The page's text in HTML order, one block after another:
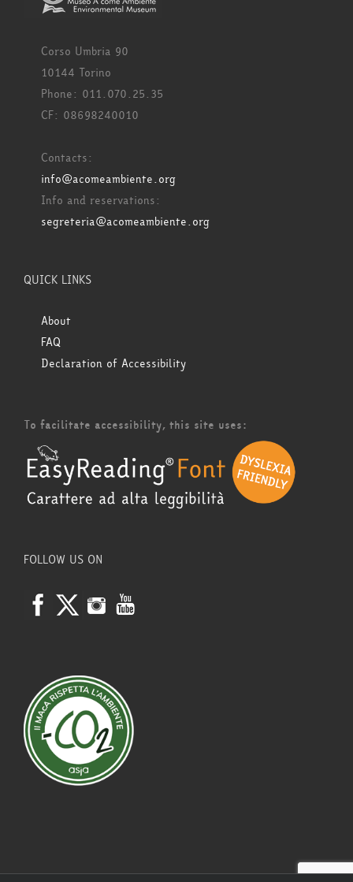
Corso Umbria 90
10144 Torino
Phone: 011.070.25.35
CF: 08698240010
Contacts:
info@acomeambiente.org
Info and reservations:
segreteria@acomeambiente.org
QUICK LINKS
About
FAQ
Declaration of Accessibility
To facilitate accessibility, this site uses:
FOLLOW US ON